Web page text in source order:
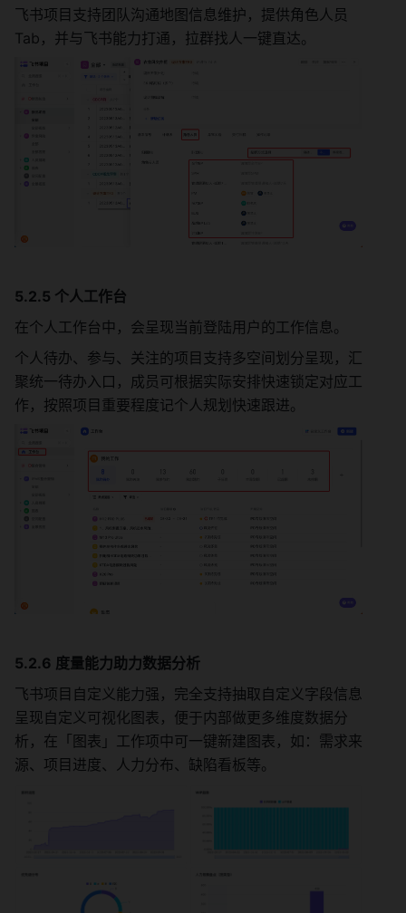
飞书项目支持团队沟通地图信息维护，提供角色人员
Tab，并与飞书能力打通，拉群找人一键直达。
5.2.5 个人工作台
在个人工作台中，会呈现当前登陆用户的工作信息。
个人待办、参与、关注的项目支持多空间划分呈现，汇
聚统一待办入口，成员可根据实际安排快速锁定对应工
作，按照项目重要程度记个人规划快速跟进。
5.2.6 度量能力助力数据分析
飞书项目自定义能力强，完全支持抽取自定义字段信息
呈现自定义可视化图表，便于内部做更多维度数据分
析，在「图表」工作项中可一键新建图表，如：需求来
源、项目进度、人力分布、缺陷看板等。